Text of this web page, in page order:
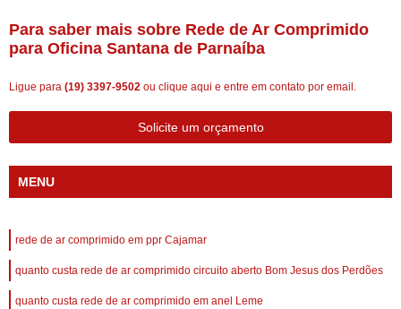
Para saber mais sobre Rede de Ar Comprimido
para Oficina Santana de Parnaíba
Ligue para (19) 3397-9502 ou clique aqui e entre em contato por email.
Solicite um orçamento
MENU
rede de ar comprimido em ppr Cajamar
quanto custa rede de ar comprimido circuito aberto Bom Jesus dos Perdões
quanto custa rede de ar comprimido em anel Leme